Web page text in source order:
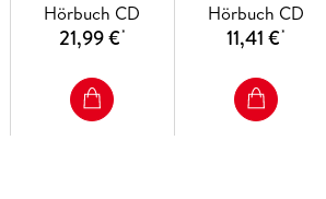
Hörbuch CD
21,99 €*
Hörbuch CD
11,41 €*